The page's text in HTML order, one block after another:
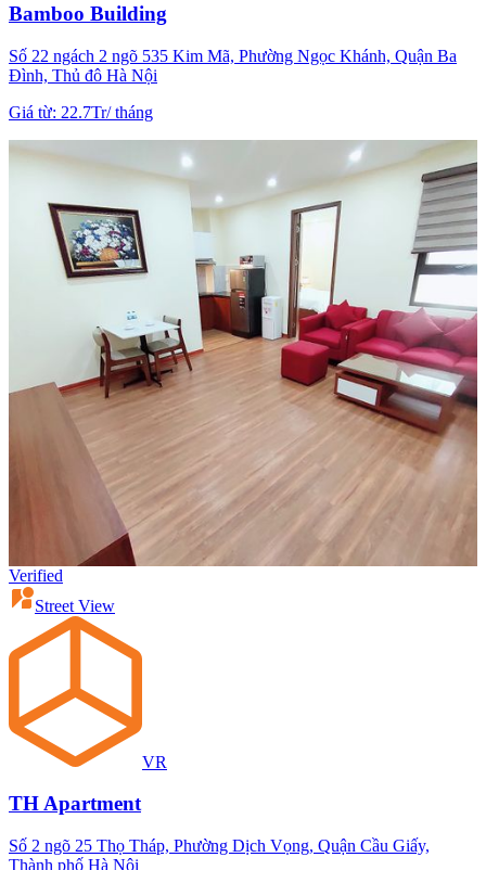
Bamboo Building
Số 22 ngách 2 ngõ 535 Kim Mã, Phường Ngọc Khánh, Quận Ba
Đình, Thủ đô Hà Nội
Giá từ: 22.7Tr/tháng
Verified
Street View
VR
TH Apartment
Số 2 ngõ 25 Thọ Tháp, Phường Dịch Vọng, Quận Cầu Giấy,
Thành phố Hà Nội